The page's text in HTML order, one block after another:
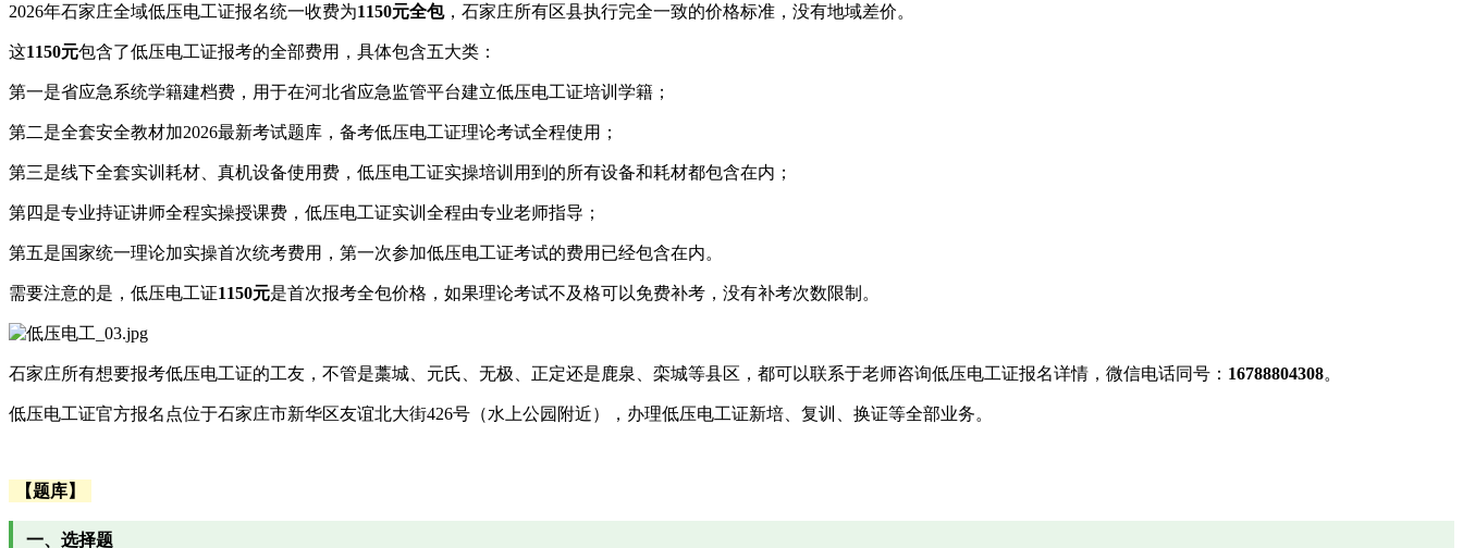
2026年石家庄全域低压电工证报名统一收费为1150元全包，石家庄所有区县执行完全一致的价格标准，没有地域差价。
这1150元包含了低压电工证报考的全部费用，具体包含五大类：
第一是省应急系统学籍建档费，用于在河北省应急监管平台建立低压电工证培训学籍；
第二是全套安全教材加2026最新考试题库，备考低压电工证理论考试全程使用；
第三是线下全套实训耗材、真机设备使用费，低压电工证实操培训用到的所有设备和耗材都包含在内；
第四是专业持证讲师全程实操授课费，低压电工证实训全程由专业老师指导；
第五是国家统一理论加实操首次统考费用，第一次参加低压电工证考试的费用已经包含在内。
需要注意的是，低压电工证1150元是首次报考全包价格，如果理论考试不及格可以免费补考，没有补考次数限制。
石家庄所有想要报考低压电工证的工友，不管是藁城、元氏、无极、正定还是鹿泉、栾城等县区，都可以联系于老师咨询低压电工证报名详情，微信电话同号： 16788804308。
低压电工证官方报名点位于石家庄市新华区友谊北大街426号（水上公园附近），办理低压电工证新培、复训、换证等全部业务。
【题库】
一、选择题